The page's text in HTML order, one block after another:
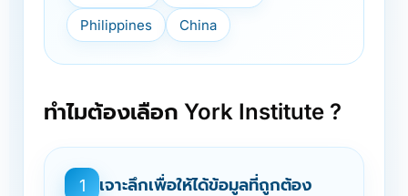
Philippines China
ทำไมต้องเลือก York Institute ?
1 เจาะลึกเพื่อให้ได้ข้อมูลที่ถูกต้อง